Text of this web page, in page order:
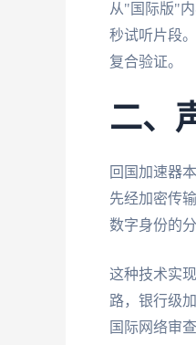
从"国际版"
秒试听片段
复合验证。
二、
回国加速器
先经加密传
数字身份的
这种技术实
路，银行级
国际网络审